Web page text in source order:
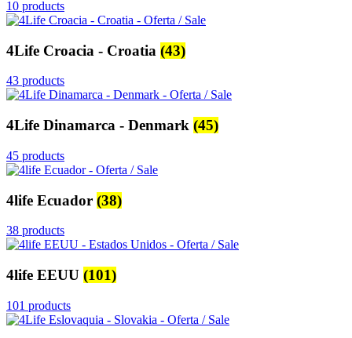
10 products
4Life Croacia - Croatia (43)
43 products
4Life Dinamarca - Denmark (45)
45 products
4life Ecuador (38)
38 products
4life EEUU (101)
101 products